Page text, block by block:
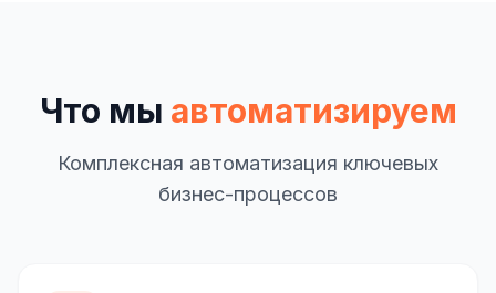
Что мы автоматизируем
Комплексная автоматизация ключевых
бизнес-процессов